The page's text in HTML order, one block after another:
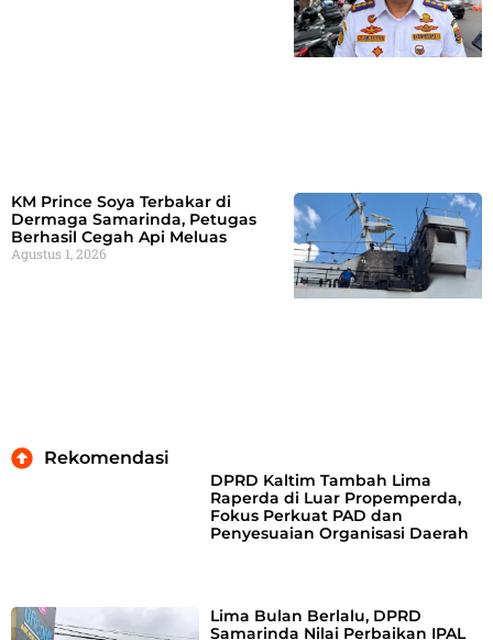
KM Prince Soya Terbakar di
Dermaga Samarinda, Petugas
Berhasil Cegah Api Meluas
Agustus 1, 2026
Rekomendasi
DPRD Kaltim Tambah Lima
Raperda di Luar Propemperda,
Fokus Perkuat PAD dan
Penyesuaian Organisasi Daerah
Lima Bulan Berlalu, DPRD
Samarinda Nilai Perbaikan IPAL